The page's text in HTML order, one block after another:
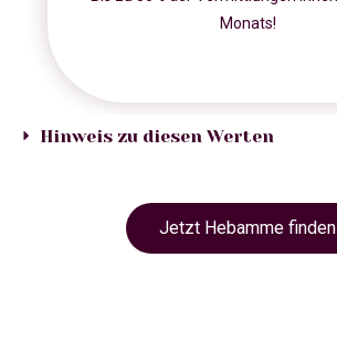
Monats!
Hinweis zu diesen Werten
Jetzt Hebamme finden